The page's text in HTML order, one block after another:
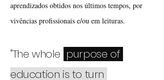
aprendizados obtidos nos últimos tempos, por
vivências profissionais e/ou em leituras.
"The whole purpose of
education is to turn